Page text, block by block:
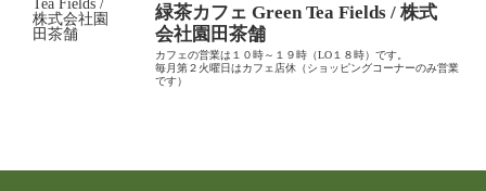
緑茶カフェ Green Tea Fields / 株式
会社園田茶舗
カフェの営業は１０時～１９時（LO１８時）です。
毎月第２火曜日はカフェ店休（ショッピングコーナーのみ営業
です）